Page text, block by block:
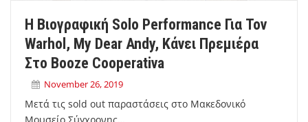
Η Βιογραφική Solo Performance Για Τον
Warhol, My Dear Andy, Κάνει Πρεμιέρα
Στο Booze Cooperativa
November 26, 2019
Μετά τις sold out παραστάσεις στο Μακεδονικό